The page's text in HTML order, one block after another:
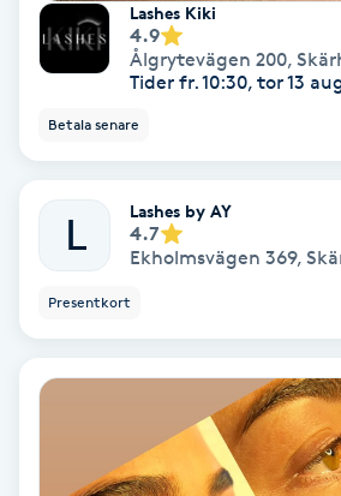
Brynplockning
Bröllopsuppsättning
Celluliter
Coachning
Color correction
Lashes Kiki
4.9
Ålgrytevägen 200,
Tider fr. 10:30, tor 13
Betala senare
L Lashes by AY
4.7
Ekholmsvägen 369,
Presentkort